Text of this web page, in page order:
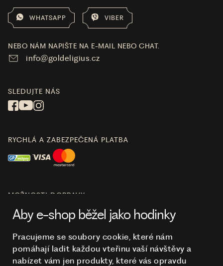
O NÁKUPU
WHATSAPP VIBER
NEBO NÁM NAPIŠTE NA E-MAIL NEBO CHAT.
info@goldeligius.cz
SLEDUJTE NÁS
RYCHLÁ A ZABEZPEČENÁ PLATBA
MOŽNOSTI DOPRAVY
Aby e-shop běžel jako hodinky
Pracujeme se soubory cookie, které nám
pomáhají ladit každou vteřinu vaší návštěvy a
nabízet vám jen produkty, které vás opravdu